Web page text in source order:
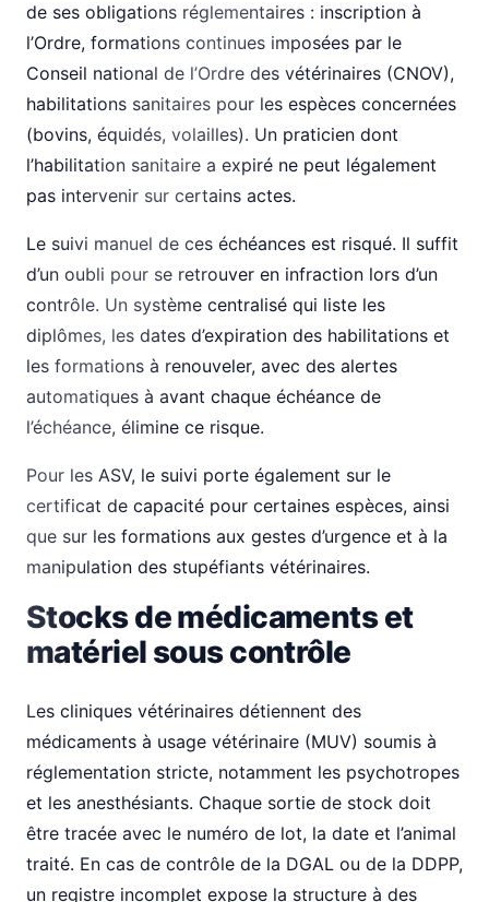
de ses obligations réglementaires : inscription à
l’Ordre, formations continues imposées par le
Conseil national de l’Ordre des vétérinaires (CNOV),
habilitations sanitaires pour les espèces concernées
(bovins, équidés, volailles). Un praticien dont
l’habilitation sanitaire a expiré ne peut légalement
pas intervenir sur certains actes.
Le suivi manuel de ces échéances est risqué. Il suffit
d’un oubli pour se retrouver en infraction lors d’un
contrôle. Un système centralisé qui liste les
diplômes, les dates d’expiration des habilitations et
les formations à renouveler, avec des alertes
automatiques à avant chaque échéance de
l’échéance, élimine ce risque.
Pour les ASV, le suivi porte également sur le
certificat de capacité pour certaines espèces, ainsi
que sur les formations aux gestes d’urgence et à la
manipulation des stupéfiants vétérinaires.
Stocks de médicaments et
matériel sous contrôle
Les cliniques vétérinaires détiennent des
médicaments à usage vétérinaire (MUV) soumis à
réglementation stricte, notamment les psychotropes
et les anesthésiants. Chaque sortie de stock doit
être tracée avec le numéro de lot, la date et l’animal
traité. En cas de contrôle de la DGAL ou de la DDPP,
un registre incomplet expose la structure à des